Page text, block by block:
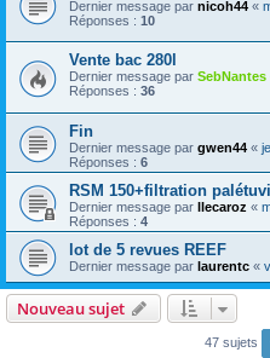
Dernier message par nicoh44 «
Réponses : 10
Vente bac 280l
Dernier message par SebNantes
Réponses : 36
Fin
Dernier message par gwen44 «
Réponses : 6
RSM 150+filtration
Dernier message par llecaroz «
Réponses : 4
lot de 5 revues REEF
Dernier message par laurentc «
Nouveau sujet
47 sujets